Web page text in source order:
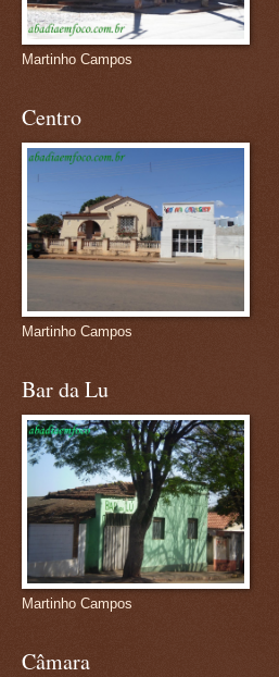
Martinho Campos
Centro
Martinho Campos
Bar da Lu
Martinho Campos
Câmara